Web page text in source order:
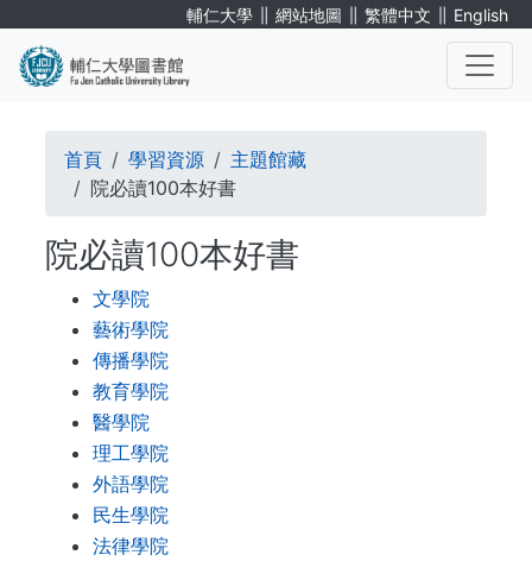
輔仁大學 ∥ 網站地圖 ∥ 繁體中文 ∥ English
導
航
連
結
首頁 學習資源
主題館藏
院必讀100本好書
院必讀100本好書
文學院
藝術學院
傳播學院
教育學院
醫學院
理工學院
外語學院
民生學院
法律學院